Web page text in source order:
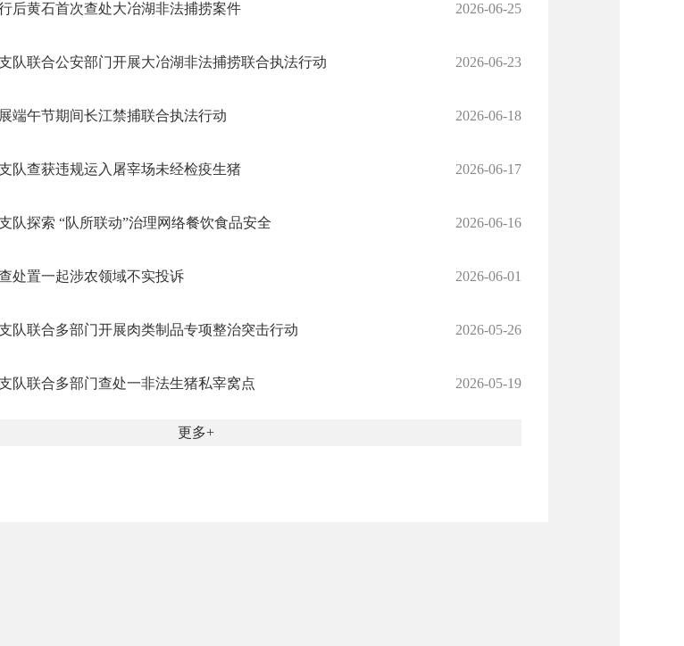
2026-06-25
后黄石首次查处大冶湖非法捕捞案件
2026-06-23
队联合公安部门开展大冶湖非法捕捞联合执法行动
2026-06-18
端午节期间长江禁捕联合执法行动
2026-06-17
队查获违规运入屠宰场未经检疫生猪
2026-06-16
队探索 “队所联动”治理网络餐饮食品安全
2026-06-01
处置一起涉农领域不实投诉
2026-05-26
队联合多部门开展肉类制品专项整治突击行动
2026-05-19
队联合多部门查处一非法生猪私宰窝点
更多